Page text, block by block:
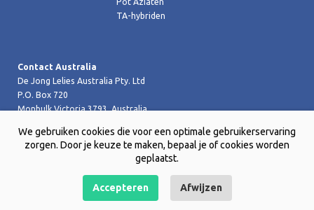
Pot Aziaten
TA-hybriden
Contact Australia
De Jong Lelies Australia Pty. Ltd
P.O. Box 720
Monbulk Victoria 3793, Australia
T +61 (0)359 619 188
F +61 (0)359 619 199 joost@dejongleliesaustralia.com.au
Copyright © 2026 De Jong Lelies Holland bv |Website door Creative
We gebruiken cookies die voor een optimale gebruikerservaring
zorgen. Door je keuze te maken, bepaal je of cookies worden
geplaatst.
Accepteren Afwijzen